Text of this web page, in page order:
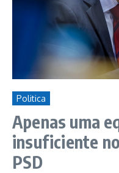
Politica
Apenas uma
insuficiente
PSD